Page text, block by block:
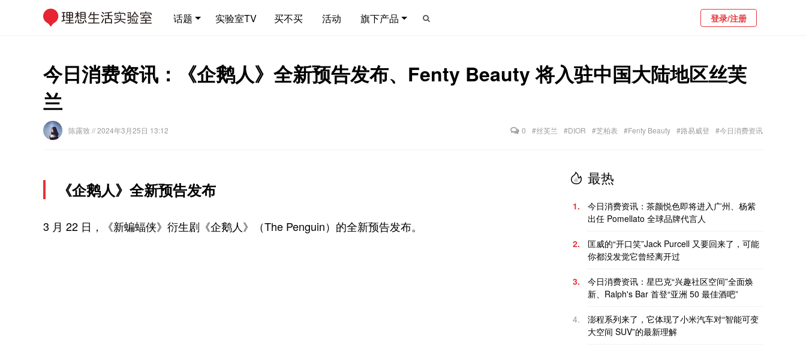
话题 实验室TV 买不买 活动 旗下产品 登录/注册
今日消费资讯：《企鹅人》全新预告发布、Fenty Beauty 将入驻中国大陆地区丝芙
兰
陈露致// 2024年3月25日 13:12 0 #丝芙兰 #DIOR #芝柏表 #Fenty Beauty #路易威登 #今日消费资讯
《企鹅人》全新预告发布
3 月 22 日，《新蝙蝠侠》衍生剧《企鹅人》（The Penguin）的全新预告发布。
最热
1.
今日消费资讯：茶颜悦色即将进入广州、杨紫
出任 Pomellato 全球品牌代言人
2.
匡威的“开口笑”Jack Purcell 又要回来了，可能
你都没发觉它曾经离开过
3.
今日消费资讯：星巴克“兴趣社区空间”全面焕
新、Ralph's Bar 首登“亚洲 50 最佳酒吧”
4.
澎程系列来了，它体现了小米汽车对“智能可变
大空间 SUV”的最新理解